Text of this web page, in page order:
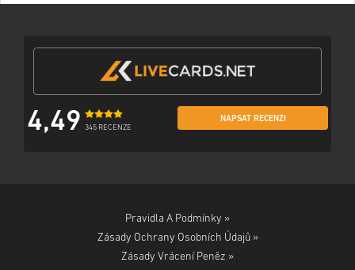
4,49 345 RECENZE
NAPSAT RECENZI
Pravidla A Podmínky »
Zásady Ochrany Osobních Údajů »
Zásady Vrácení Peněz »